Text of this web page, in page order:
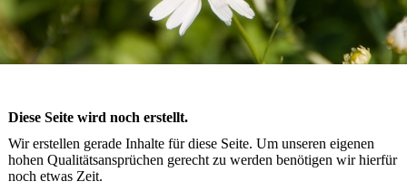
Diese Seite wird noch erstellt.
Wir erstellen gerade Inhalte für diese Seite. Um unseren eigenen
hohen Qualitätsansprüchen gerecht zu werden benötigen wir hierfür
noch etwas Zeit.